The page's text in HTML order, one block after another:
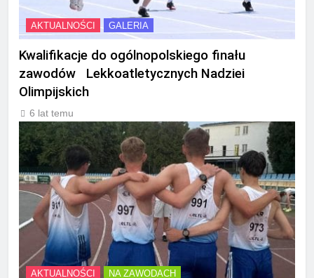
AKTUALNOŚCI GALERIA
Kwalifikacje do ogólnopolskiego finału
zawodów Lekkoatletycznych Nadziei
Olimpijskich
6 lat temu
AKTUALNOŚCI NA ZAWODACH